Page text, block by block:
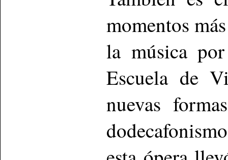
momentos
la música
Escuela de
nuevas